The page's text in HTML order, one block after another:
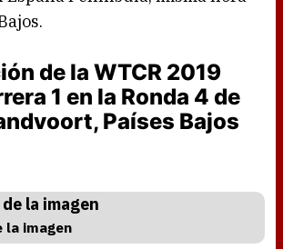
de la WTCR 2019
1 en la Ronda 4 de
Países Bajos
la imagen